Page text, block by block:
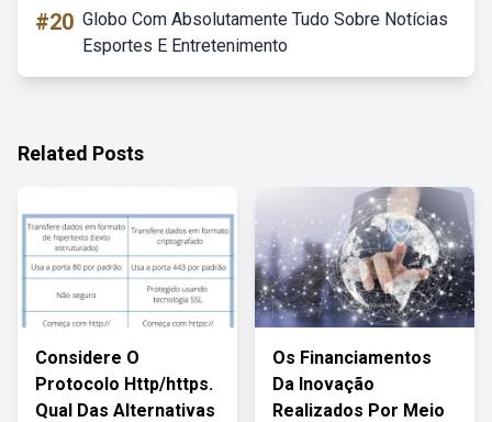
#20 Globo Com Absolutamente Tudo Sobre Notícias
Esportes E Entretenimento
Related Posts
Considere O
Protocolo Http/https.
Qual Das Alternativas
Os Financiamentos
Da Inovação
Realizados Por Meio